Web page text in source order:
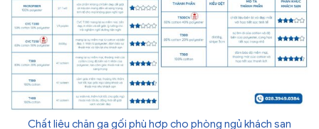
Chất liệu chăn ga gối phù hợp cho phòng ngủ khách sạn